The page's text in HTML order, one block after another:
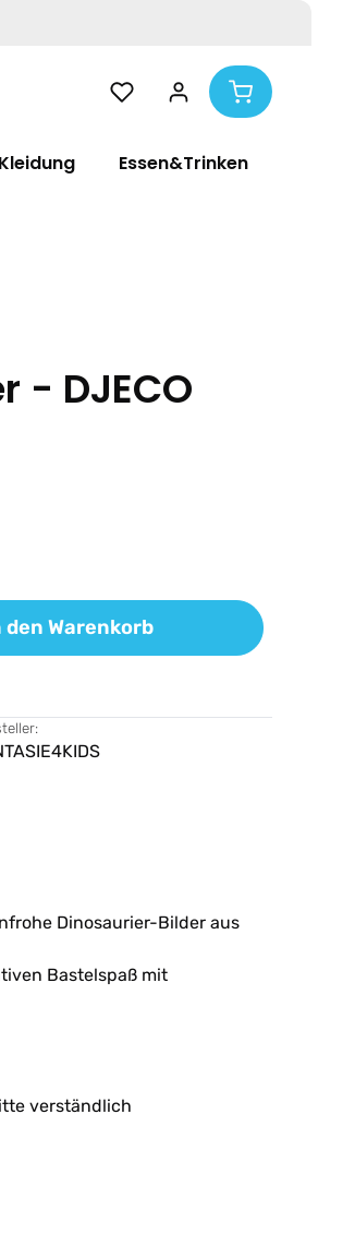
Kleidung Essen&Trinken
- DJECO
Wert ein oder
den Warenkorb
Dinosaurier-Bilder aus
Bastelspaß mit
verständlich